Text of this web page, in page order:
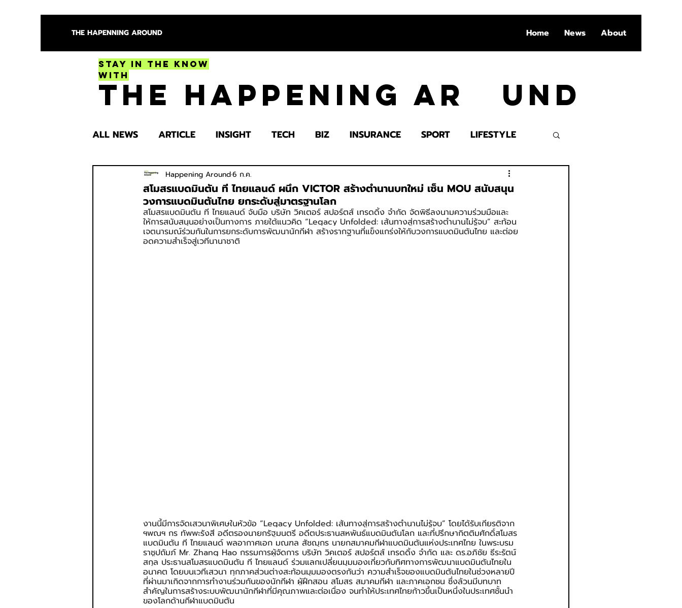
THE HAPENNING AROUND Home News About
Stay in the Know
With
The Happening Ar und
ALL NEWS ARTICLE INSIGHT TECH BIZ INSURANCE SPORT LIFESTYLE
ENTERTAINMENT HEALTH
SPOTLIGHT TRY
สโมสรแบดมินตัน ที ไทยแลนด์ ผนึก VICTOR สร้างตำนานบทใหม่ เซ็น MOU สนับสนุน
วงการแบดมินตันไทย ยกระดับสู่มาตรฐานโลก
Happening Around6 ก.ค.
สโมสรแบดมินตัน ที ไทยแลนด์ จับมือ บริษัท วิคเตอร์ สปอร์ตส์ เทรดดิ้ง จำกัด จัดพิธีลงนามความร่วมมือและ
ให้การสนับสนุนอย่างเป็นทางการ ภายใต้แนวคิด “Legacy Unfolded: เส้นทางสู่การสร้างตำนานไม่รู้จบ” สะท้อน
เจตนารมณ์ร่วมกันในการยกระดับการพัฒนานักกีฬา สร้างรากฐานที่แข็งแกร่งให้กับวงการแบดมินตันไทย และต่อย
อดความสำเร็จสู่เวทีนานาชาติ
งานนี้มีการจัดเสวนาพิเศษในหัวข้อ “Legacy Unfolded: เส้นทางสู่การสร้างตำนานไม่รู้จบ” โดยได้รับเกียรติจาก
ฯพณฯ กร ทัพพะรังสี อดีตรองนายกรัฐมนตรี อดีตประธานสหพันธ์แบดมินตันโลก และที่ปรึกษากิตติมศักดิ์สโมสร
แบดมินตัน ที ไทยแลนด์ พลอากาศเอก มณฑล สัชฌุกร นายกสมาคมกีฬาแบดมินตันแห่งประเทศไทย ในพระบรม
ราชูปถัมภ์ Mr. Zhang Hao กรรมการผู้จัดการ บริษัท วิคเตอร์ สปอร์ตส์ เทรดดิ้ง จำกัด และ ดร.อภิชัย ธีระรัตน์
สกุล ประธานสโมสรแบดมินตัน ที ไทยแลนด์ ร่วมแลกเปลี่ยนมุมมองเกี่ยวกับทิศทางการพัฒนาแบดมินตันไทยใน
อนาคต โดยบนเวทีเสวนา ทุกภาคส่วนต่างสะท้อนมุมมองตรงกันว่า ความสำเร็จของแบดมินตันไทยในช่วงหลายปี
ที่ผ่านมาเกิดจากการทำงานร่วมกันของนักกีฬา ผู้ฝึกสอน สโมสร สมาคมกีฬา และภาคเอกชน ซึ่งล้วนมีบทบาท
สำคัญในการสร้างระบบพัฒนานักกีฬาที่มีคุณภาพและต่อเนื่อง จนทำให้ประเทศไทยก้าวขึ้นเป็นหนึ่งในประเทศชั้นนำ
ของโลกด้านกีฬาแบดมินตัน